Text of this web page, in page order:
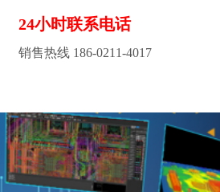
24小时联系电话
销售热线 186-0211-4017